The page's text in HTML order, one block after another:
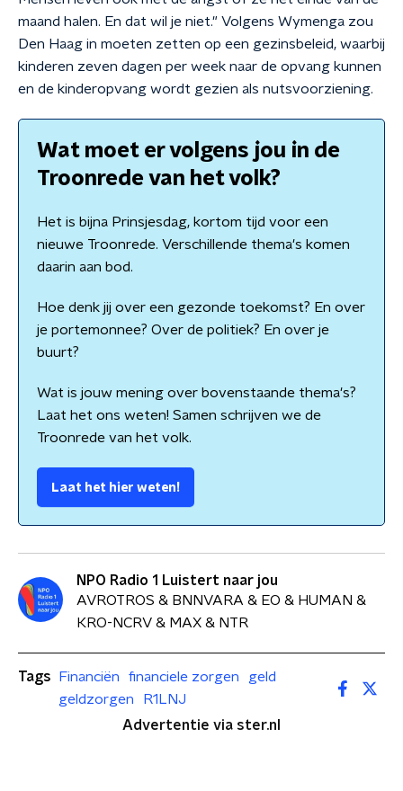
maand halen. En dat wil je niet." Volgens Wymenga zou
Den Haag in moeten zetten op een gezinsbeleid, waarbij
kinderen zeven dagen per week naar de opvang kunnen
en de kinderopvang wordt gezien als nutsvoorziening.
Wat moet er volgens jou in de
Troonrede van het volk?
Het is bijna Prinsjesdag, kortom tijd voor een
nieuwe Troonrede. Verschillende thema's komen
daarin aan bod.
Hoe denk jij over een gezonde toekomst? En over
je portemonnee? Over de politiek? En over je
buurt?
Wat is jouw mening over bovenstaande thema's?
Laat het ons weten! Samen schrijven we de
Troonrede van het volk.
Laat het hier weten!
NPO Radio 1 Luistert naar jou
AVROTROS & BNNVARA & EO & HUMAN &
KRO-NCRV & MAX & NTR
Tags Financiën financiele zorgen
geld
geldzorgen
R1LNJ
Advertentie via ster.nl